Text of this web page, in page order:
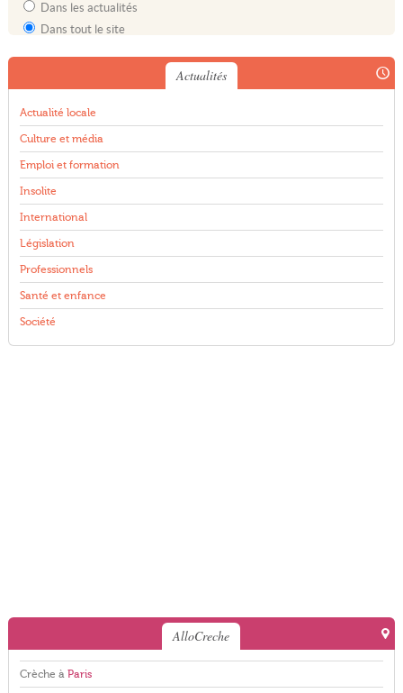
Dans les actualités
Dans tout le site
Actualités
Actualité locale
Culture et média
Emploi et formation
Insolite
International
Législation
Professionnels
Santé et enfance
Société
AlloCreche
Crèche à Paris